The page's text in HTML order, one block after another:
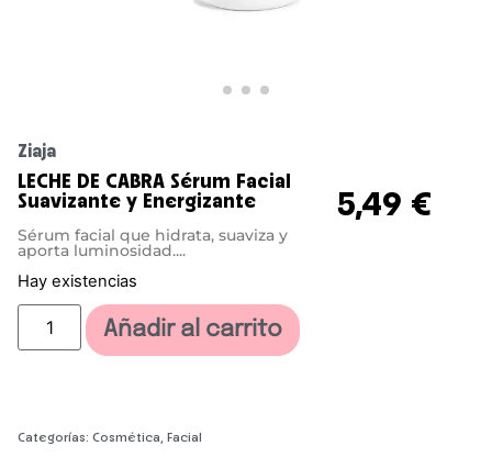
Ziaja
LECHE DE CABRA Sérum Facial
Suavizante y Energizante
Sérum facial que hidrata, suaviza y
aporta luminosidad....
5,49 €
Hay existencias
Añadir al carrito
Categorías: Cosmética Facial